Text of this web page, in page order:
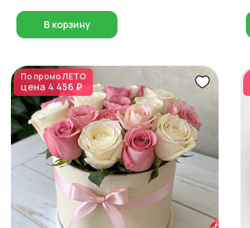
В корзину
По промоЛЕТО
цена 4 456 ₽